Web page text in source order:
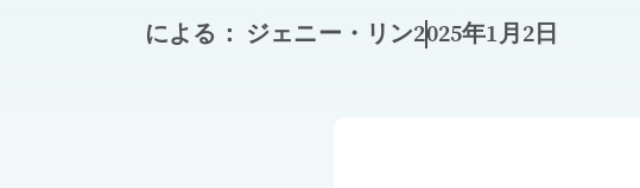
による： ジェニー・リン2025年1月2日